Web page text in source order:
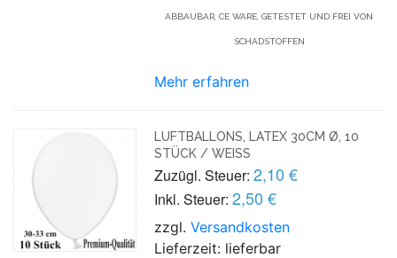
ABBAUBAR, CE WARE, GETESTET UND FREI VON
SCHADSTOFFEN
Mehr erfahren
LUFTBALLONS, LATEX 30CM Ø, 10
STÜCK / WEISS
Zuzügl. Steuer: 2,10 €
Inkl. Steuer: 2,50 €
zzgl.Versandkosten
Lieferzeit: lieferbar